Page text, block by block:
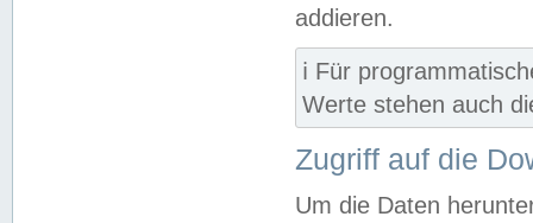
addieren.
ℹ️ Für
Werte stehen auch
Zugriff auf die
Um die Daten